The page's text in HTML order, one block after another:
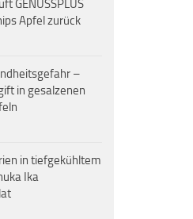
GENUSSPLUS
Apfel zurück
–
in gesalzenen
in tiefgekühltem
Ika